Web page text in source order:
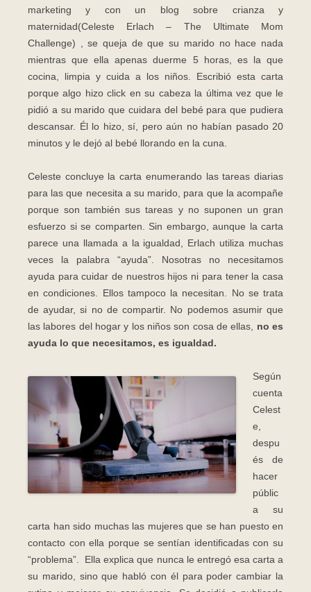
marketing y con un blog sobre crianza y
maternidad(Celeste Erlach – The Ultimate Mom
Challenge) , se queja de que su marido no hace nada
mientras que ella apenas duerme 5 horas, es la que
cocina, limpia y cuida a los niños. Escribió esta carta
porque algo hizo click en su cabeza la última vez que le
pidió a su marido que cuidara del bebé para que pudiera
descansar. Él lo hizo, sí, pero aún no habían pasado 20
minutos y le dejó al bebé llorando en la cuna.
Celeste concluye la carta enumerando las tareas diarias
para las que necesita a su marido, para que la acompañe
porque son también sus tareas y no suponen un gran
esfuerzo si se comparten. Sin embargo, aunque la carta
parece una llamada a la igualdad, Erlach utiliza muchas
veces la palabra “ayuda”. Nosotras no necesitamos
ayuda para cuidar de nuestros hijos ni para tener la casa
en condiciones. Ellos tampoco la necesitan. No se trata
de ayudar, si no de compartir. No podemos asumir que
las labores del hogar y los niños son cosa de ellas, no es
ayuda lo que necesitamos, es igualdad.
Según
cuenta
Celest
e,
despu
és de
hacer
públic
a su
carta han sido muchas las mujeres que se han puesto en
contacto con ella porque se sentían identificadas con su
“problema”. Ella explica que nunca le entregó esa carta a
su marido, sino que habló con él para poder cambiar la